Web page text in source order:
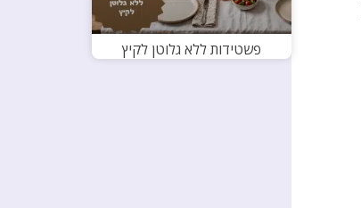
פשטידות ללא גלוטן לקיץ